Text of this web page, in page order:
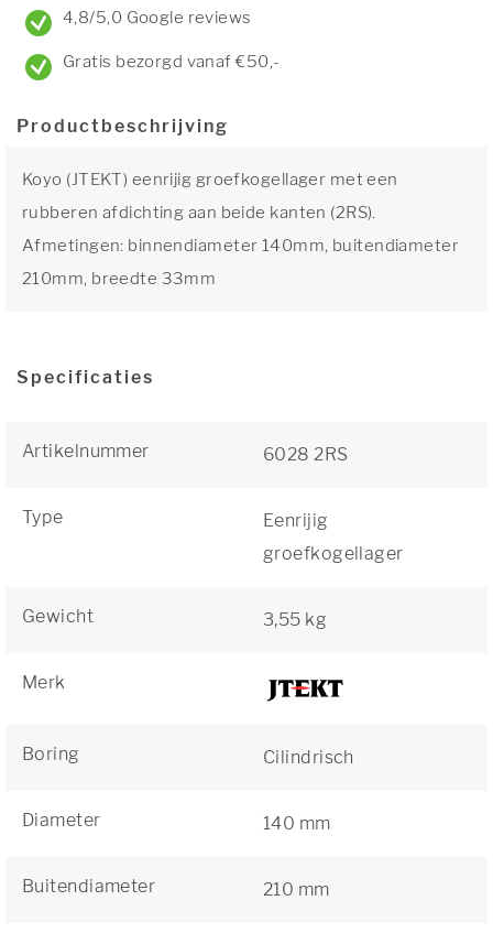
4,8/5,0 Google reviews
Gratis bezorgd vanaf €50,-
Productbeschrijving
Koyo (JTEKT) eenrijig groefkogellager met een
rubberen afdichting aan beide kanten (2RS).
Afmetingen: binnendiameter 140mm, buitendiameter
210mm, breedte 33mm
Specificaties
Artikelnummer 6028 2RS
Type
Eenrijig
groefkogellager
Gewicht 3,55 kg
Merk
Boring Cilindrisch
Diameter 140 mm
Buitendiameter 210 mm